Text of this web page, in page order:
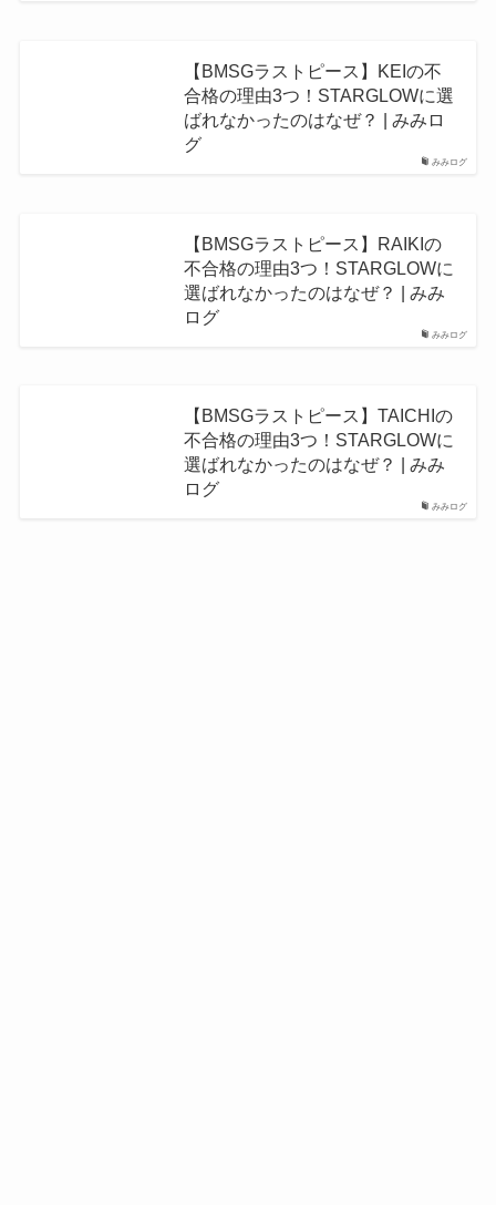
みみログ
【BMSGラストピース】KEIの不
合格の理由3つ！STARGLOWに選
ばれなかったのはなぜ？ | みみロ
グ
みみログ
【BMSGラストピース】RAIKIの
不合格の理由3つ！STARGLOWに
選ばれなかったのはなぜ？ | みみ
ログ
みみログ
【BMSGラストピース】TAICHIの
不合格の理由3つ！STARGLOWに
選ばれなかったのはなぜ？ | みみ
ログ